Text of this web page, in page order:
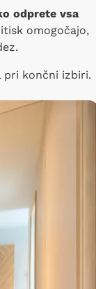
odprete vsa
omogočajo,
pri končni izbiri.